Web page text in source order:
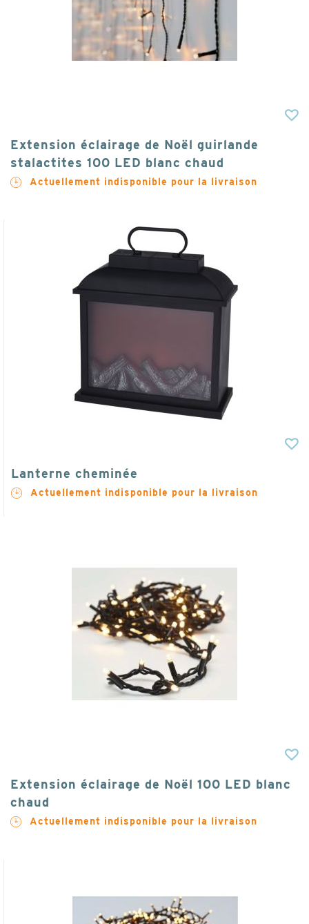
Extension éclairage de Noël guirlande
stalactites 100 LED blanc chaud
Actuellement indisponible pour la livraison
Lanterne cheminée
Actuellement indisponible pour la livraison
Extension éclairage de Noël 100 LED blanc
chaud
Actuellement indisponible pour la livraison